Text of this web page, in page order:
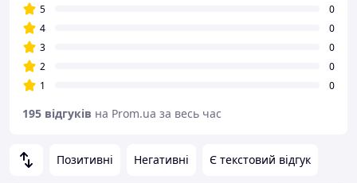
Позитивні Негативні Є текстовий відгук
5
0
4
0
3
0
2
0
1
0
195 відгуків на Prom.ua за весь час